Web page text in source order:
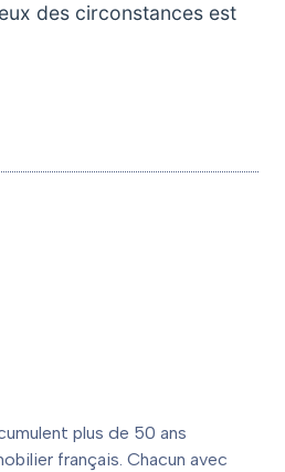
des circonstances est
plus de 50 ans
français. Chacun avec